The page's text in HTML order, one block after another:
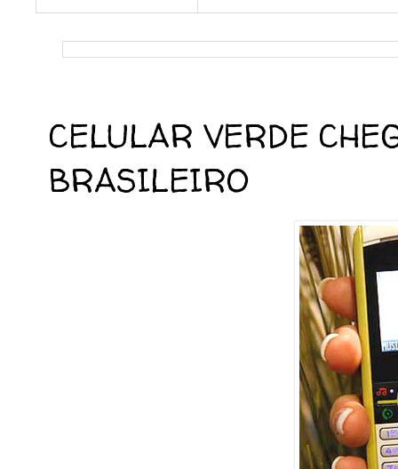
CELULAR VERDE
BRASILEIRO